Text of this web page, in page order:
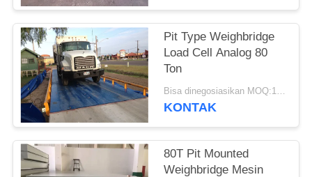
Pit Type Weighbridge
Load Cell Analog 80
Ton
Bisa dinegosiasikan MOQ:1 Set
KONTAK
80T Pit Mounted
Weighbridge Mesin